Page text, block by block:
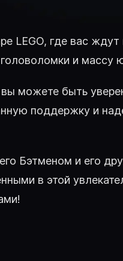
LEGO, где вас
и
можете быть
поддержку и
Бэтменом и его
в этой